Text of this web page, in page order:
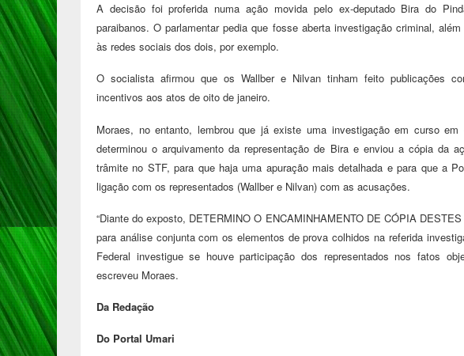
A decisão foi proferida numa ação movida pelo ex-deputado Bira do
paraibanos. O parlamentar pedia que fosse aberta investigação criminal,
às redes sociais dos dois, por exemplo.
O socialista afirmou que os Wallber e Nilvan tinham feito publicações
incentivos aos atos de oito de janeiro.
Moraes, no entanto, lembrou que já existe uma investigação em curso em
determinou o arquivamento da representação de Bira e enviou a cópia da
trâmite no STF, para que haja uma apuração mais detalhada e para que a
ligação com os representados (Wallber e Nilvan) com as acusações.
“Diante do exposto, DETERMINO O ENCAMINHAMENTO DE CÓPIA
para análise conjunta com os elementos de prova colhidos na referida
Federal investigue se houve participação dos representados nos fatos
escreveu Moraes.
Da Redação
Do Portal Umari